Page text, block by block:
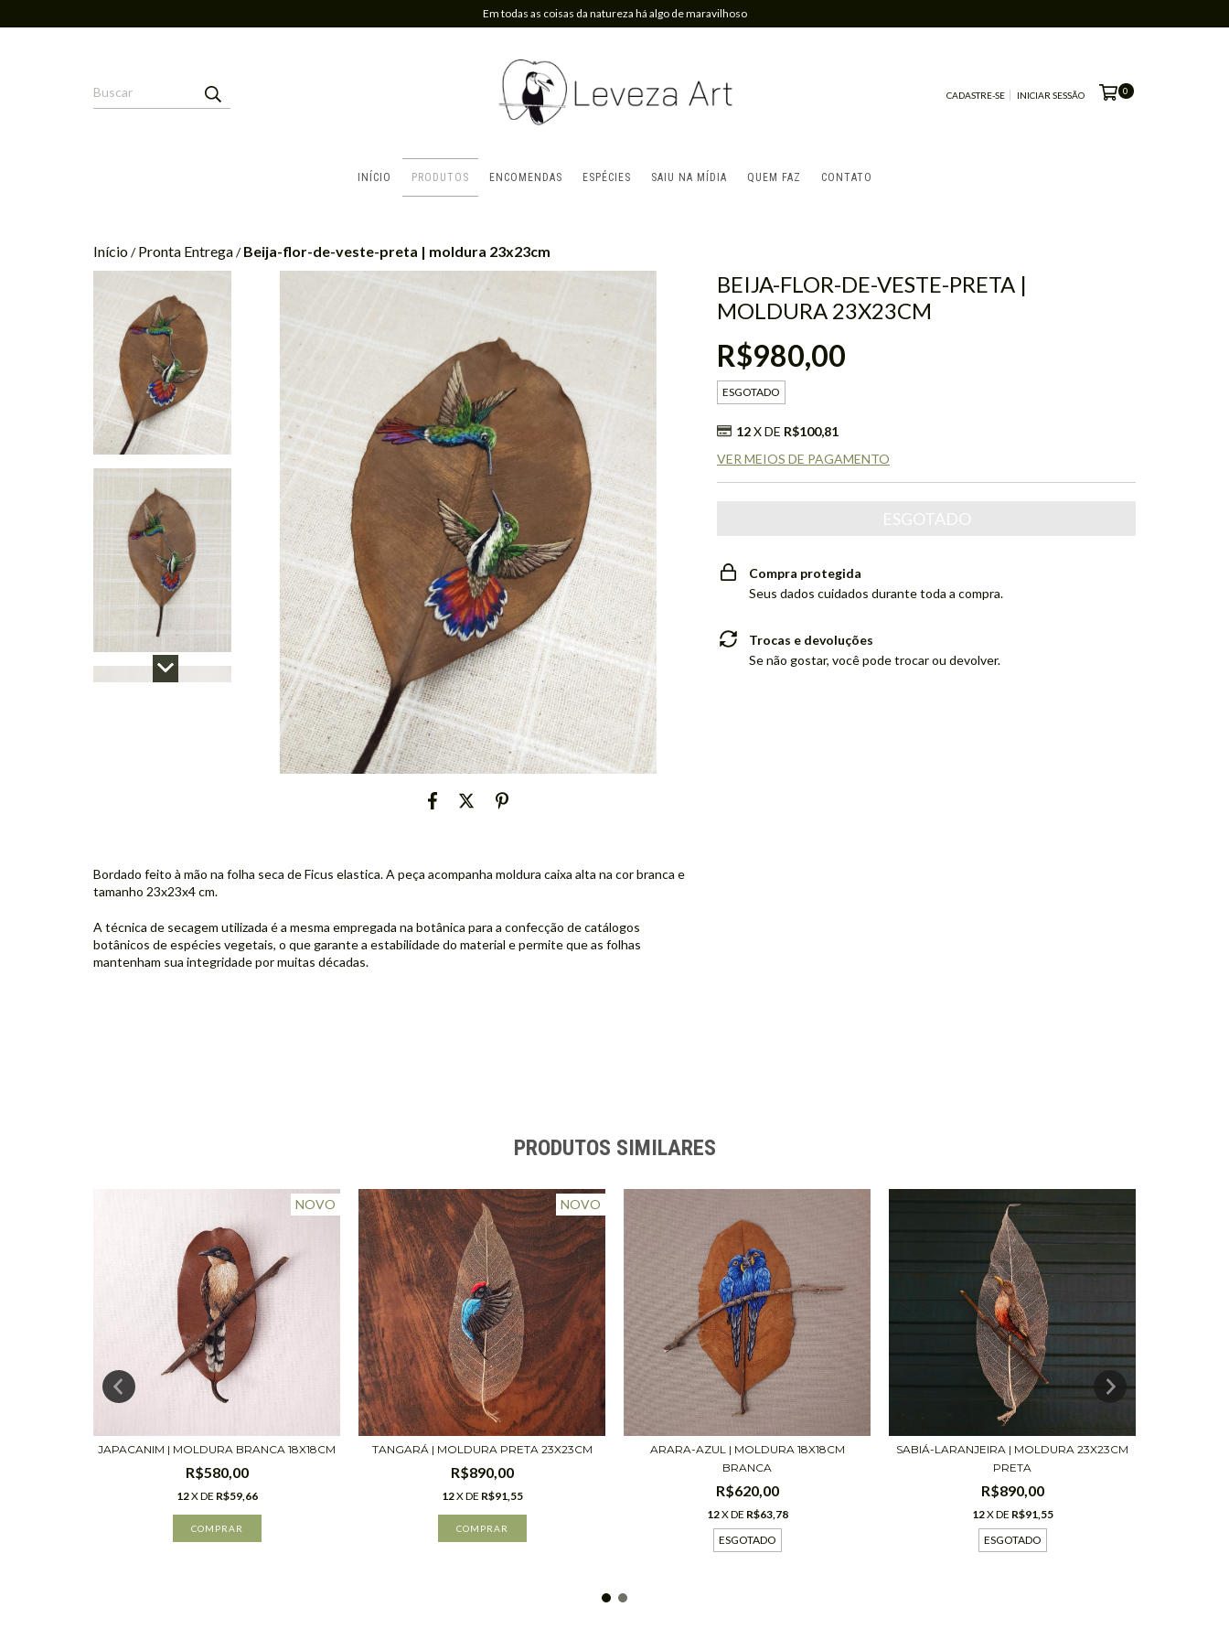
Em todas as coisas da natureza há algo de maravilhoso
CADASTRE-SE INICIAR SESSÃO 0
INÍCIO PRODUTOS ENCOMENDAS ESPÉCIES SAIU NA MÍDIA QUEM FAZ CONTATO
Início/ Pronta Entrega/ Beija-flor-de-veste-preta | moldura 23x23cm
Bordado feito à mão na folha seca de Ficus elastica. A peça acompanha moldura caixa alta na cor branca e
tamanho 23x23x4 cm.
A técnica de secagem utilizada é a mesma empregada na botânica para a confecção de catálogos
botânicos de espécies vegetais, o que garante a estabilidade do material e permite que as folhas
mantenham sua integridade por muitas décadas.
BEIJA-FLOR-DE-VESTE-PRETA |
MOLDURA 23X23CM
R$980,00
ESGOTADO
12X DE R$100,81
VER MEIOS DE PAGAMENTO
Compra protegida
Seus dados cuidados durante toda a compra.
Trocas e devoluções
Se não gostar, você pode trocar ou devolver.
PRODUTOS SIMILARES
NOVO
JAPACANIM | MOLDURA BRANCA 18X18CM
R$580,00
12X DE R$59,66
NOVO
TANGARÁ | MOLDURA PRETA 23X23CM
R$890,00
12X DE R$91,55
ARARA-AZUL | MOLDURA 18X18CM
BRANCA
R$620,00
12X DE R$63,78
ESGOTADO
SABIÁ-LARANJEIRA | MOLDURA 23X23CM
PRETA
R$890,00
12X DE R$91,55
ESGOTADO